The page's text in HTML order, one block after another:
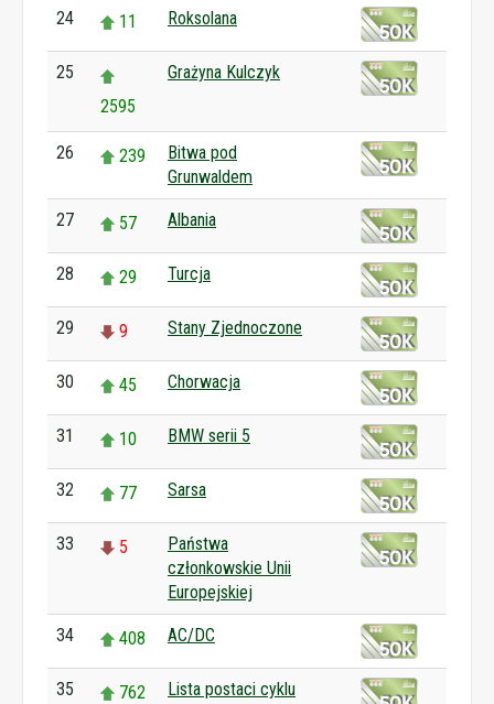
24 11 Roksolana
25
2595
Grażyna Kulczyk
26 239
Bitwa pod
Grunwaldem
27 57 Albania
28 29 Turcja
29 9 Stany Zjednoczone
30 45 Chorwacja
31 10 BMW serii 5
32 77 Sarsa
33 5
Państwa
członkowskie Unii
Europejskiej
34 408 AC/DC
35 762
Lista postaci cyklu